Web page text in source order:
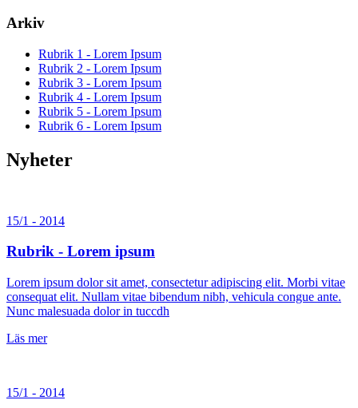
Arkiv
Rubrik 1 - Lorem Ipsum
Rubrik 2 - Lorem Ipsum
Rubrik 3 - Lorem Ipsum
Rubrik 4 - Lorem Ipsum
Rubrik 5 - Lorem Ipsum
Rubrik 6 - Lorem Ipsum
Nyheter
15/1 - 2014
Rubrik - Lorem ipsum
Lorem ipsum dolor sit amet, consectetur adipiscing elit. Morbi vitae
consequat elit. Nullam vitae bibendum nibh, vehicula congue ante.
Nunc malesuada dolor in tuccdh
Läs mer
15/1 - 2014